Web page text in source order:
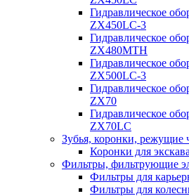
Гидравлическое
ZX450LC-3
Гидравлическое
ZX480MTH
Гидравлическое
ZX500LC-3
Гидравлическое
ZX70
Гидравлическое
ZX70LC
Зубья, коронки, режущие
Коронки для
Фильтры, фильтрующие
Фильтры для
Фильтры для